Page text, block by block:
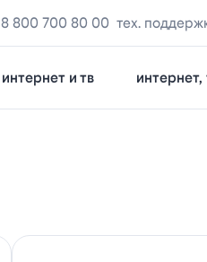
8 800 700 80 00 тех.
интернет и тв интернет,